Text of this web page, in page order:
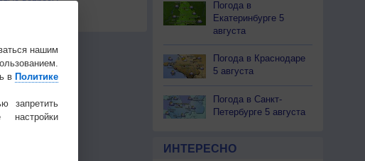
Погода в
Екатеринбурге 5
августа
Погода в Краснодаре
5 августа
Погода в Санкт-
Петербурге 5 августа
ИНТЕРЕСНО
нашим
в Политике
запретить